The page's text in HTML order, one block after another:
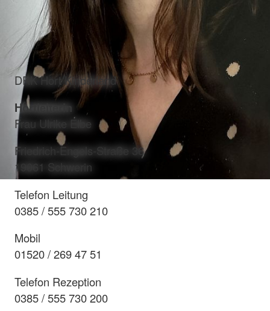
DRK Hort Kinderland
Hortleiterin
Frau Ulrike Elbe
Friedrich-Engels-Straße 36
19061 Schwerin
Telefon Leitung
0385 / 555 730 210
Mobil
01520 / 269 47 51
Telefon Rezeption
0385 / 555 730 200